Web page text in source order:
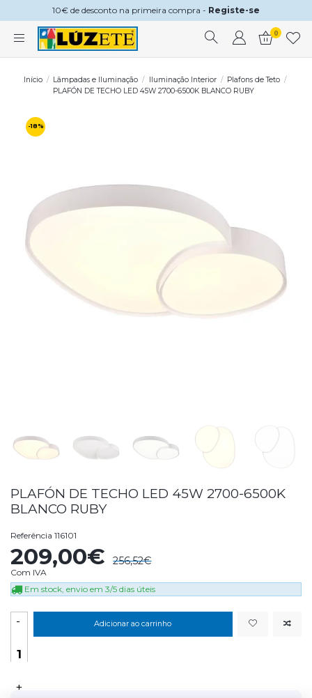
10€ de desconto na primeira compra - Registe-se
0
Início Lâmpadas e Iluminação Iluminação Interior
Plafons de Teto
PLAFÓN DE TECHO LED 45W 2700-6500K BLANCO RUBY
-18%
PLAFÓN DE TECHO LED 45W 2700-6500K
BLANCO RUBY
Referência 116101
209,00€ 256,52€
Com IVA
Em stock, envio em 3/5 dias úteis
-
+
Adicionar ao carrinho